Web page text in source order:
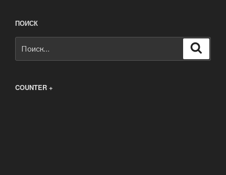
ПОИСК
COUNTER +